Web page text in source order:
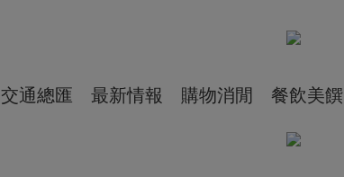
交通總匯 最新情報 購物消閒 餐飲美饌